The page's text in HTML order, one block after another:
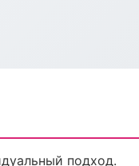
подход.